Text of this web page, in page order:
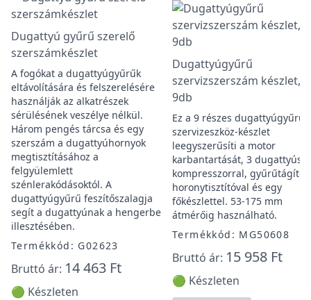
Dugattyú gyűrű szerelő
szerszámkészlet
A fogókat a dugattyúgyűrűk
eltávolítására és felszerelésére
használják az alkatrészek
sérülésének veszélye nélkül.
Három pengés tárcsa és egy
szerszám a dugattyúhornyok
megtisztításához a
felgyülemlett
szénlerakódásoktól. A
dugattyúgyűrű feszítőszalagja
segít a dugattyúnak a hengerbe
illesztésében.
Termékkód: G02623
Bruttó ár: 14 463 Ft
🟢 Készleten
Dugattyúgyűrű
szervizszerszám készlet,
9db
Ez a 9 részes dugattyúgyűrű
szervizeszköz-készlet
leegyszerűsíti a motor
karbantartását, 3 dugattyús
kompresszorral,
horonytisztítóval és egy
főkészlettel. 53-175 mm
átmérőig használható.
Termékkód: MG50608
Bruttó ár: 15 958 Ft
🟢 Készleten